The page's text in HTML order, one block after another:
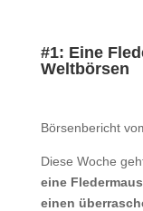
#1: Eine
Weltbörsen
Börsenbericht
Diese Woche
eine
einen